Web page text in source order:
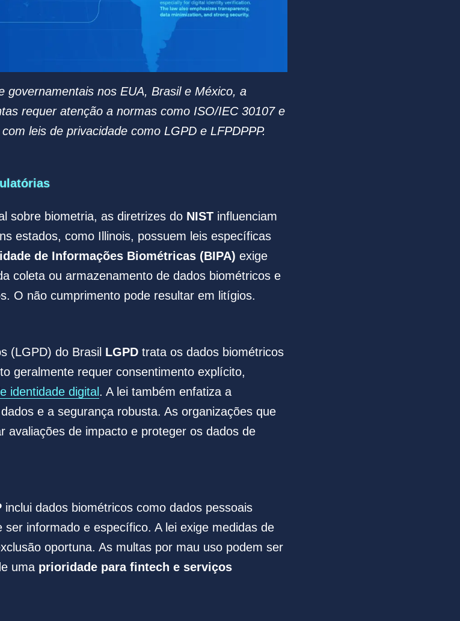
governamentais nos EUA, Brasil e México, a
requer atenção a normas como ISO/IEC 30107 e
leis de privacidade como LGPD e LFPDPPP.
sobre biometria, as diretrizes do NIST influenciam
estados, como Illinois, possuem leis específicas
de Informações Biométricas (BIPA) exige
coleta ou armazenamento de dados biométricos e
O não cumprimento pode resultar em litígios.
(LGPD) do Brasil LGPD trata os dados biométricos
geralmente requer consentimento explícito,
identidade digital. A lei também enfatiza a
e a segurança robusta. As organizações que
avaliações de impacto e proteger os dados de
inclui dados biométricos como dados pessoais
informado e específico. A lei exige medidas de
oportuna. As multas por mau uso podem ser
uma prioridade para fintech e serviços